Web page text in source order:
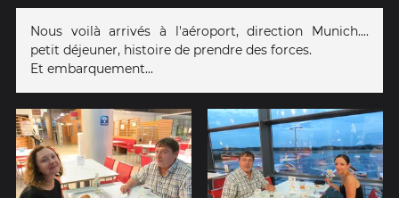
Nous voilà arrivés à l'aéroport, direction Munich....
petit déjeuner, histoire de prendre des forces.
Et embarquement...